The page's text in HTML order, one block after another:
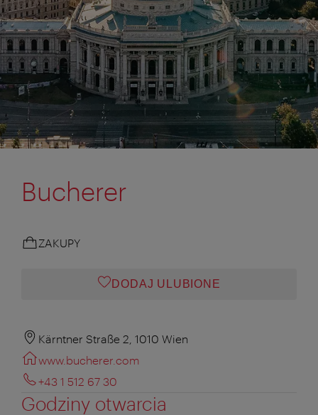
Bucherer
ZAKUPY
DODAJ ULUBIONE
Kärntner Straße 2, 1010 Wien
www.bucherer.com
+43 1 512 67 30
Godziny otwarcia